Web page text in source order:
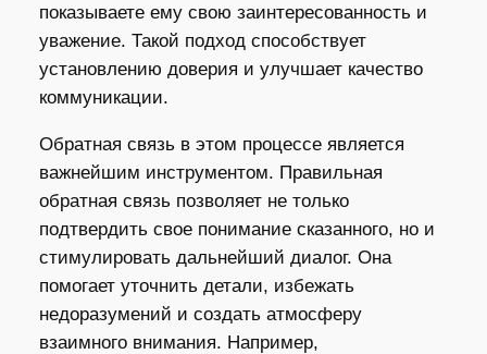
показываете ему свою заинтересованность и
уважение. Такой подход способствует
установлению доверия и улучшает качество
коммуникации.
Обратная связь в этом процессе является
важнейшим инструментом. Правильная
обратная связь позволяет не только
подтвердить свое понимание сказанного, но и
стимулировать дальнейший диалог. Она
помогает уточнить детали, избежать
недоразумений и создать атмосферу
взаимного внимания. Например,